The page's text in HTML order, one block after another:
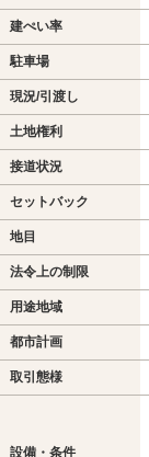
建ぺい率
駐車場
現況/引渡し
土地権利
接道状況
セットバック
地目
法令上の制限
用途地域
都市計画
取引態様
設備・条件